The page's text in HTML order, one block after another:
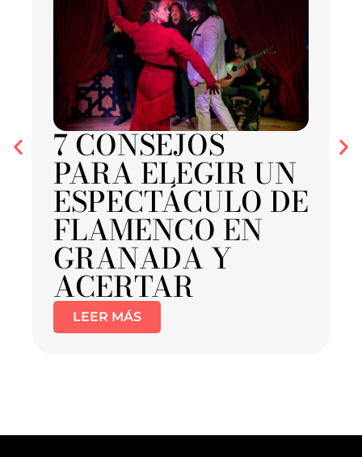
7 CONSEJOS
PARA ELEGIR UN
ESPECTÁCULO DE
FLAMENCO EN
GRANADA Y
ACERTAR
LEER MÁS